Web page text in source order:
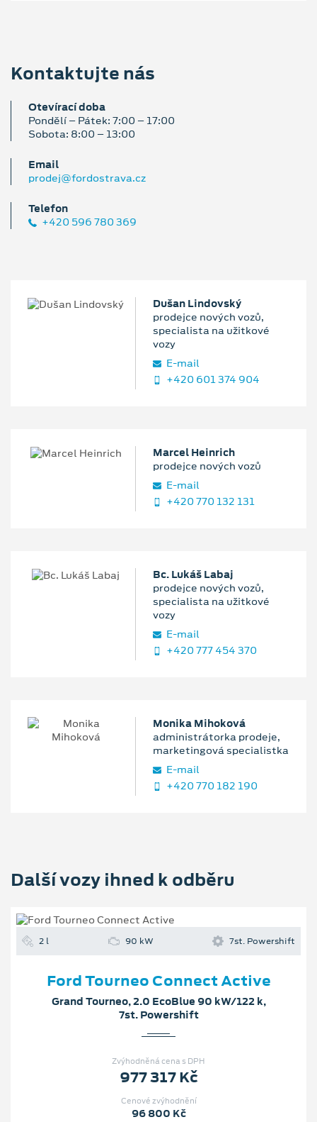
Kontaktujte nás
Otevírací doba
Pondělí – Pátek: 7:00 – 17:00
Sobota: 8:00 – 13:00
Email
prodej@fordostrava.cz
Telefon
+420 596 780 369
Dušan Lindovský
prodejce nových vozů,
specialista na užitkové
vozy
E‑mail
+420 601 374 904
Marcel Heinrich
prodejce nových vozů
E‑mail
+420 770 132 131
Bc. Lukáš Labaj
prodejce nových vozů,
specialista na užitkové
vozy
E‑mail
+420 777 454 370
Monika Mihoková
administrátorka prodeje,
marketingová specialistka
E‑mail
+420 770 182 190
Další vozy ihned k odběru
2 l 90 kW 7st. Powershift
Ford Tourneo Connect Active
Grand Tourneo, 2.0 EcoBlue 90 kW/122 k,
7st. Powershift
Zvýhodněná cena s DPH
977 317 Kč
Cenové zvýhodnění
96 800 Kč